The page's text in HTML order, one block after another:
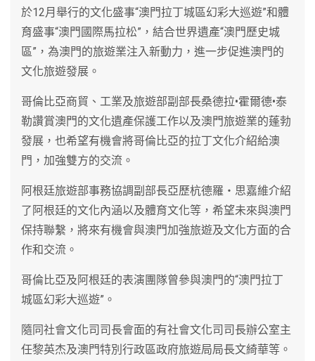
於12月舉行的文化盛事“澳門拉丁城區幻彩大巡遊”和體
育盛事“澳門國際馬拉松”，結合世界遺產“澳門歷史城
區”，為澳門的旅遊業注入新動力，進一步促進澳門的
文化旅遊發展。
哥倫比亞商貿、工業及旅遊部副部長桑德拉•霍爾德•泰
勒讚賞澳門的文化遺產保護工作以及澳門旅遊業的蓬勃
發展，也希望有機會將哥倫比亞的拉丁文化介紹給澳
門，加強雙方的交流。
阿根廷旅遊部事務協調副部長亞歷杭德羅‧思嘉維介紹
了阿根廷的文化內涵以及體育文化等，希望未來與澳門
保持聯繫，將來有機會與澳門加強旅遊及文化方面的合
作和交流。
哥倫比亞及阿根廷的表演團隊曾參與澳門的“澳門拉丁
城區幻彩大巡遊”。
隨同社會文化司司長會面的有社會文化司司長辦公室主
任黎英杰及澳門特別行政區政府旅遊局局長文綺華等。